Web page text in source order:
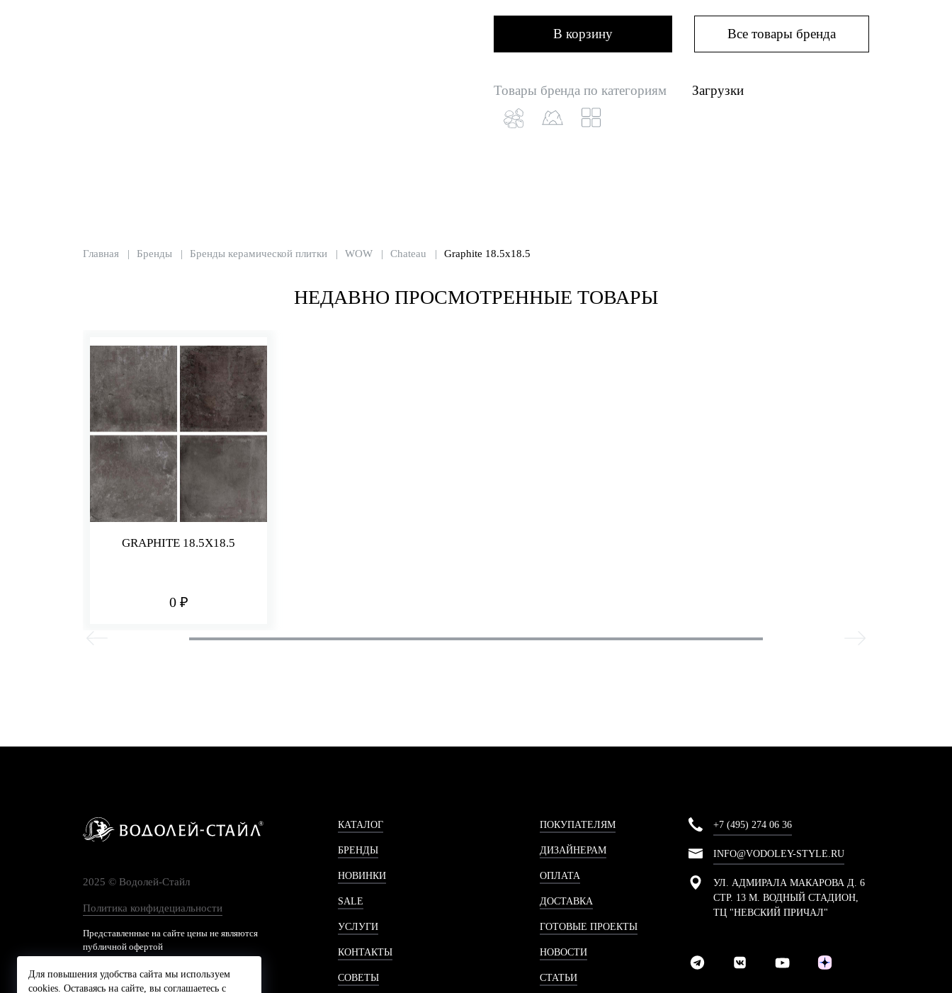
В корзину Все товары бренда
Товары бренда по категориям Загрузки
Главная Бренды Бренды керамической плитки WOW Chateau Graphite 18.5x18.5
НЕДАВНО ПРОСМОТРЕННЫЕ ТОВАРЫ
GRAPHITE 18.5X18.5
0 ₽
2025 © Водолей-Cтайл
Политика конфидециальности
Представленные на сайте цены не являются
публичной офертой
КАТАЛОГ
БРЕНДЫ
НОВИНКИ
SALE
УСЛУГИ
КОНТАКТЫ
СОВЕТЫ
ПОКУПАТЕЛЯМ
ДИЗАЙНЕРАМ
ОПЛАТА
ДОСТАВКА
ГОТОВЫЕ ПРОЕКТЫ
НОВОСТИ
СТАТЬИ
+7 (495) 274 06 36
INFO@VODOLEY-STYLE.RU
УЛ. АДМИРАЛА МАКАРОВА Д. 6
СТР. 13 М. ВОДНЫЙ СТАДИОН,
ТЦ "НЕВСКИЙ ПРИЧАЛ"
Для повышения удобства сайта мы используем
cookies. Оставаясь на сайте, вы соглашаетесь с